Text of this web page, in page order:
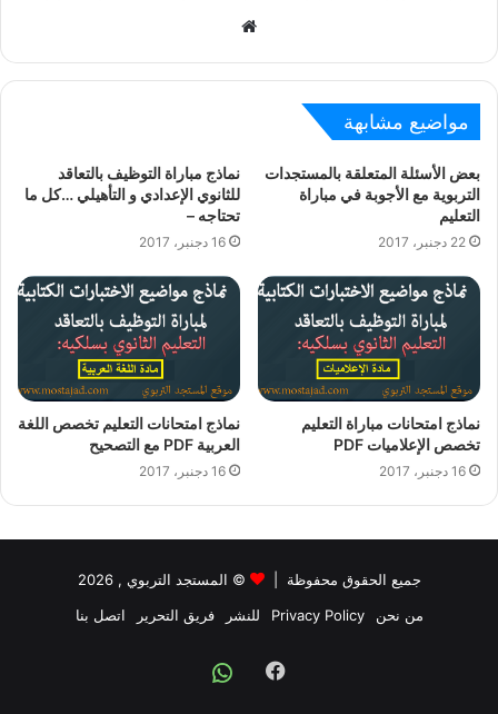
مواضيع مشابهة
بعض الأسئلة المتعلقة بالمستجدات
التربوية مع الأجوبة في مباراة
التعليم
22 دجنبر، 2017
نماذج مباراة التوظيف بالتعاقد
للثانوي الإعدادي و التأهيلي …كل ما
تحتاجه –
16 دجنبر، 2017
نماذج امتحانات مباراة التعليم
تخصص الإعلاميات PDF
16 دجنبر، 2017
نماذج امتحانات التعليم تخصص اللغة
العربية PDF مع التصحيح
16 دجنبر، 2017
جميع الحقوق محفوظة | © المستجد التربوي , 2026
من نحن
Privacy Policy للنشر فريق التحرير اتصل بنا
Facebook